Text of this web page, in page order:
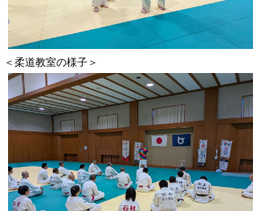
＜柔道教室の様子＞